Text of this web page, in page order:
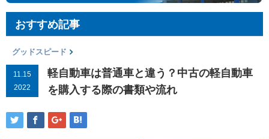
おすすめ記事
グッドスピード
11.15
2022
軽自動車は普通車と違う？中古の軽自動車
を購入する際の書類や流れ